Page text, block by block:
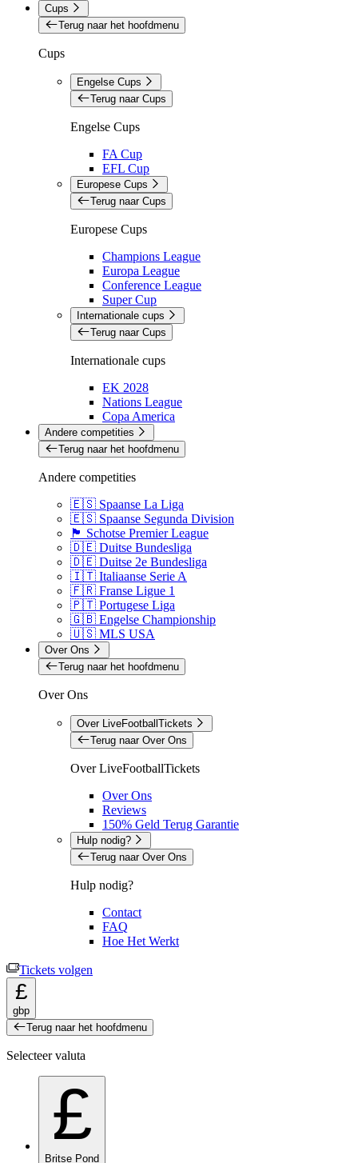
Cups
Terug naar het hoofdmenu
Cups
Engelse Cups
Terug naar Cups
Engelse Cups
FA Cup
EFL Cup
Europese Cups
Terug naar Cups
Europese Cups
Champions League
Europa League
Conference League
Super Cup
Internationale cups
Terug naar Cups
Internationale cups
EK 2028
Nations League
Copa America
Andere competities
Terug naar het hoofdmenu
Andere competities
🇪🇸 Spaanse La Liga
🇪🇸 Spaanse Segunda Division
🏴󠁧󠁢󠁳󠁣󠁴󠁿 Schotse Premier League
🇩🇪 Duitse Bundesliga
🇩🇪 Duitse 2e Bundesliga
🇮🇹 Italiaanse Serie A
🇫🇷 Franse Ligue 1
🇵🇹 Portugese Liga
🇬🇧 Engelse Championship
🇺🇸 MLS USA
Over Ons
Terug naar het hoofdmenu
Over Ons
Over LiveFootballTickets
Terug naar Over Ons
Over LiveFootballTickets
Over Ons
Reviews
150% Geld Terug Garantie
Hulp nodig?
Terug naar Over Ons
Hulp nodig?
Contact
FAQ
Hoe Het Werkt
Tickets volgen
£
gbp
Terug naar het hoofdmenu
Selecteer valuta
£
Britse Pond